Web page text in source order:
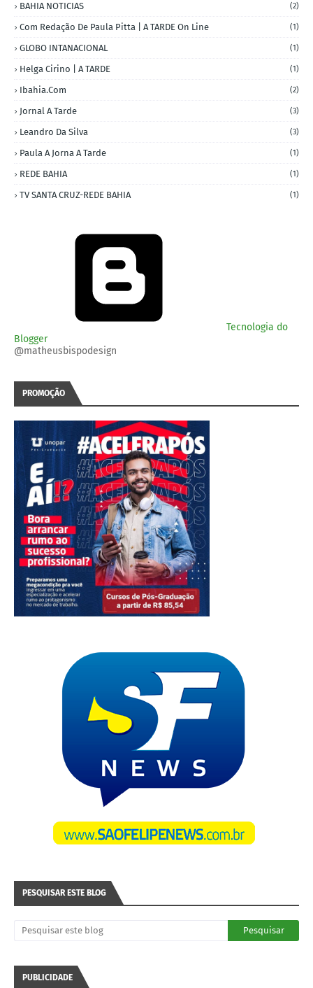
BAHIA NOTICIAS (2)
Com Redação De Paula Pitta | A TARDE On Line (1)
GLOBO INTANACIONAL (1)
Helga Cirino | A TARDE (1)
Ibahia.com (2)
Jornal A Tarde (3)
Leandro Da Silva (3)
Paula A Jorna A Tarde (1)
REDE BAHIA (1)
TV SANTA CRUZ-REDE BAHIA (1)
Tecnologia do
Blogger
@matheusbispodesign
PROMOÇÃO
PESQUISAR ESTE BLOG
PUBLICIDADE